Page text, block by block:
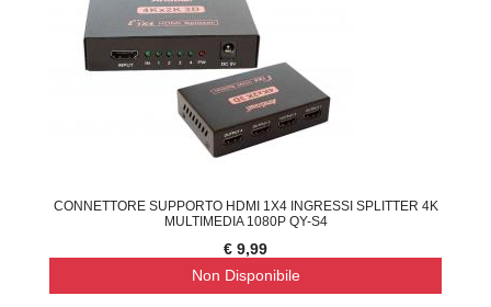
CONNETTORE SUPPORTO HDMI 1X4 INGRESSI SPLITTER 4K
MULTIMEDIA 1080P QY-S4
€ 9,99
Non Disponibile